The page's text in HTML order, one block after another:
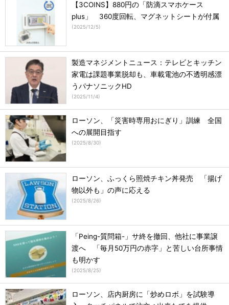
【3COINS】880円の「防滴スマホケース
plus」 360度回転、マグネットシートが付属
(2025/12/5)
製造マネジメントニュース：テレビとキッチン
家電は課題事業脱却も、車載電池の不透明感漂
うパナソニックHD
(2025/11/4)
ローソン、「災害時専用おにぎり」訓練 全国
への展開目指す
(2025/8/30)
ローソン、ふっくら照焼チキン丼発売 「揚げ
物以外も」の声に応える
(2025/8/26)
「Peing-質問箱-」サ終を撤回、他社に事業譲
渡へ 「毎月50万円の赤字」と苦しい台所事情
も明かす
(2025/8/25)
ローソン、店内厨房に「炒めロボ」を試験導